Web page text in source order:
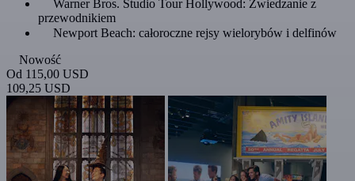
Warner Bros. Studio Tour Hollywood: Zwiedzanie z
przewodnikiem
Newport Beach: całoroczne rejsy wielorybów i delfinów
Nowość
Od 115,00 USD
109,25 USD